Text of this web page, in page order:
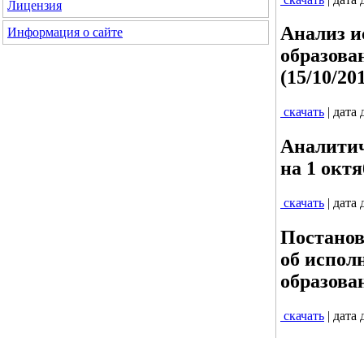
Лицензия
Информация о сайте
Анализ
(15/10/
скачать | дата
на 1
скачать | дата
об
скачать | дата